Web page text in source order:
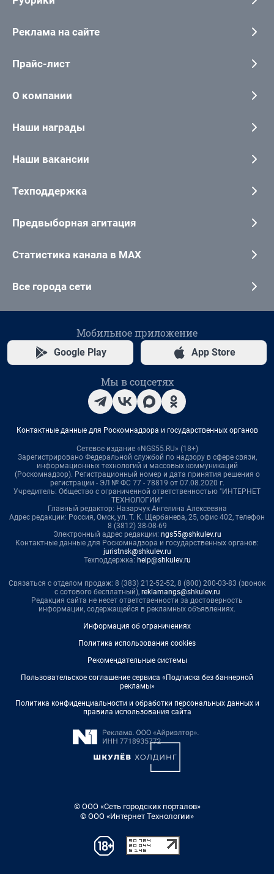
Реклама на сайте
Прайс-лист
О компании
Наши награды
Наши вакансии
Техподдержка
Предвыборная агитация
Статистика канала в MAX
Все города сети
Мобильное приложение
Google Play App Store
Мы в соцсетях
Контактные данные для Роскомнадзора и государственных органов
Сетевое издание «NGS55.RU» (18+)
Зарегистрировано Федеральной службой по надзору в сфере связи,
информационных технологий и массовых коммуникаций
(Роскомнадзор). Регистрационный номер и дата принятия решения о
регистрации - ЭЛ № ФС 77 - 78819 от 07.08.2020 г.
Учредитель: Общество с ограниченной ответственностью "ИНТЕРНЕТ
ТЕХНОЛОГИИ"
Главный редактор: Назарчук Ангелина Алексеевна
Адрес редакции: Россия, Омск, ул. Т. К. Щербанева, 25, офис 402, телефон
8 (3812) 38-08-69
Электронный адрес редакции: ngs55@shkulev.ru
Контактные данные для Роскомнадзора и государственных органов:
juristnsk@shkulev.ru
Техподдержка: help@shkulev.ru
Связаться с отделом продаж: 8 (383) 212-52-52, 8 (800) 200-03-83 (звонок
с сотового бесплатный), reklamangs@shkulev.ru
Редакция сайта не несет ответственности за достоверность
информации, содержащейся в рекламных объявлениях.
Информация об ограничениях
Политика использования cookies
Рекомендательные системы
Пользовательское соглашение сервиса «Подписка без баннерной
рекламы»
Политика конфиденциальности и обработки персональных данных и
правила использования сайта
© ООО «Сеть городских порталов»
© ООО «Интернет Технологии»